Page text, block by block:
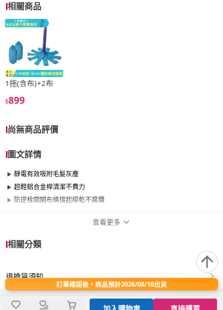
相關商品
1拖(含布)+2布
$899
尚無商品評價
圖文詳情
靜電有效吸附毛髮灰塵
超輕鋁合金桿清潔不費力
防逆栓開關布條撐起晾乾不腐爛
適用於
臥室、客廳、浴室、廚房、陽台、餐廳、室
內、室外、玄關
查看更多
相關分類
退換貨須知
訂單確認後，商品預計2026/08/10出貨